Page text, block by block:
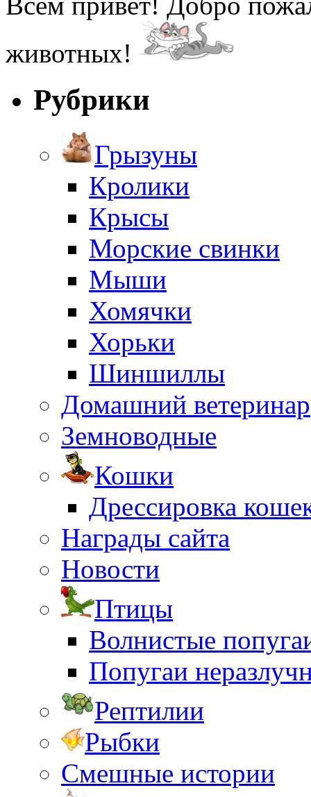
животных!
Рубрики
Грызуны
Кролики
Крысы
Морские свинки
Мыши
Хомячки
Хорьки
Шиншиллы
Домашний ветеринар
Земноводные
Кошки
Дрессировка
Награды сайта
Новости
Птицы
Волнистые
Попугаи
Рептилии
Рыбки
Смешные истории